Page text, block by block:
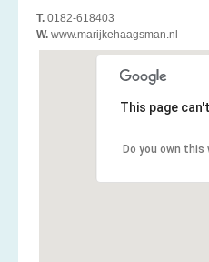
T. 0182-618403
W. www.marijkehaagsman.nl
This page
Do you own this